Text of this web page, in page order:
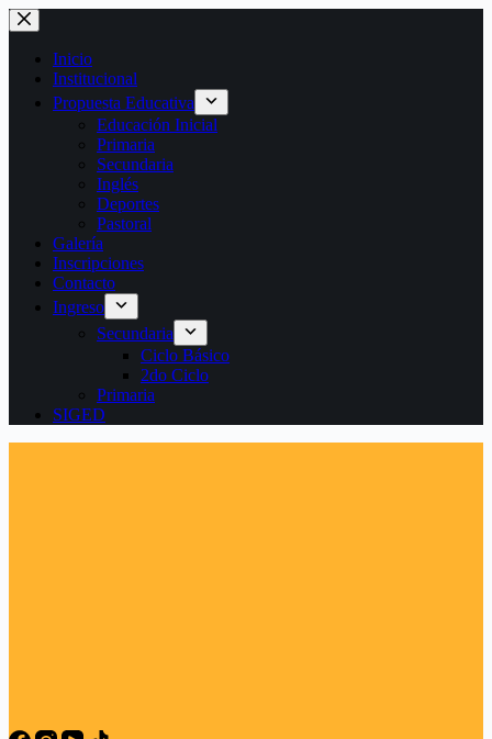
Saltar
al
contenido
Inicio
Institucional
Propuesta Educativa
Educación Inicial
Primaria
Secundaria
Inglés
Deportes
Pastoral
Galería
Inscripciones
Contacto
Ingreso
Secundaria
Ciclo Básico
2do Ciclo
Primaria
SIGED